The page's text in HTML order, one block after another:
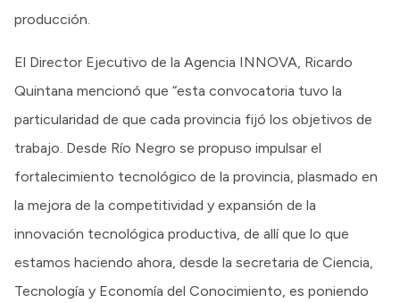
producción.
El Director Ejecutivo de la Agencia INNOVA, Ricardo
Quintana mencionó que “esta convocatoria tuvo la
particularidad de que cada provincia fijó los objetivos de
trabajo. Desde Río Negro se propuso impulsar el
fortalecimiento tecnológico de la provincia, plasmado en
la mejora de la competitividad y expansión de la
innovación tecnológica productiva, de allí que lo que
estamos haciendo ahora, desde la secretaria de Ciencia,
Tecnología y Economía del Conocimiento, es poniendo